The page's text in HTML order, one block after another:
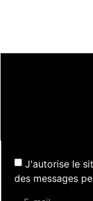
J'autorise le
des messages